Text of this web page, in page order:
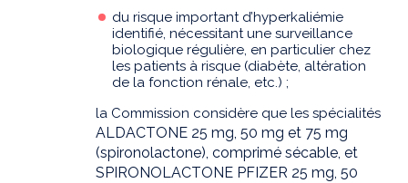
du risque important d’hyperkaliémie
identifié, nécessitant une surveillance
biologique régulière, en particulier chez
les patients à risque (diabète, altération
de la fonction rénale, etc.) ;
la Commission considère que les spécialités
ALDACTONE 25 mg, 50 mg et 75 mg
(spironolactone), comprimé sécable, et
SPIRONOLACTONE PFIZER 25 mg, 50